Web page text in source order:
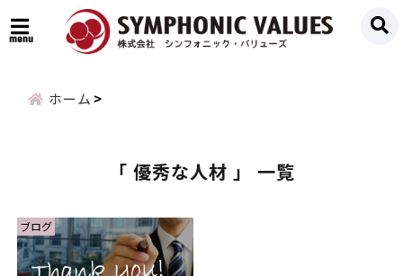
menu
ホーム
「 優秀な人材 」 一覧
ブログ